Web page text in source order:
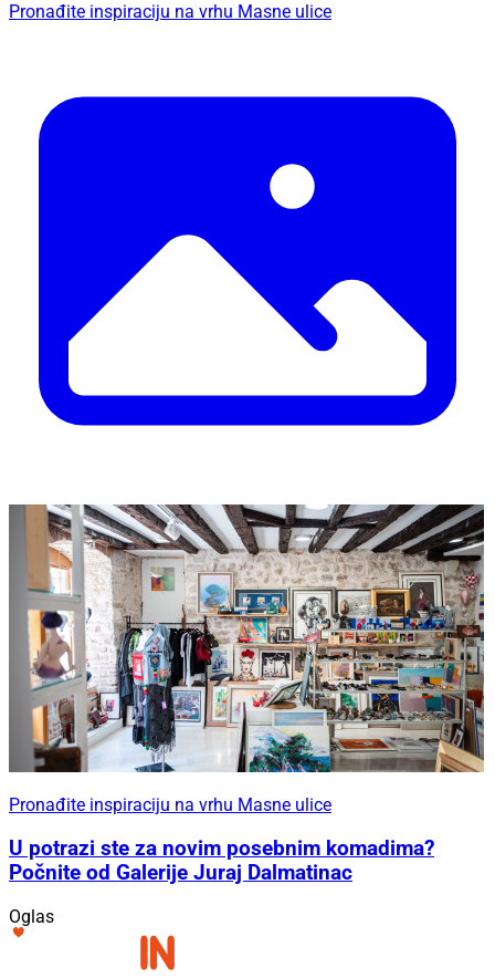
Pronađite inspiraciju na vrhu Masne ulice
Pronađite inspiraciju na vrhu Masne ulice
U potrazi ste za novim posebnim komadima?
Počnite od Galerije Juraj Dalmatinac
Oglas